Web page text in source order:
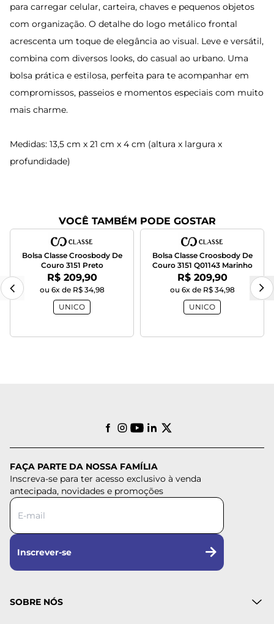
para carregar celular, carteira, chaves e pequenos objetos
com organização. O detalhe do logo metálico frontal
acrescenta um toque de elegância ao visual. Leve e versátil,
combina com diversos looks, do casual ao urbano. Uma
bolsa prática e estilosa, perfeita para te acompanhar em
compromissos, passeios e momentos especiais com muito
mais charme.
Medidas: 13,5 cm x 21 cm x 4 cm (altura x largura x
profundidade)
VOCÊ TAMBÉM PODE GOSTAR
Bolsa Classe Croosbody De
Couro 3151 Preto
Por:
R$ 209,90
ou 6x de R$ 34,98
UNICO
Bolsa Classe Croosbody De
Couro 3151 Q01143 Marinho
Por:
R$ 209,90
ou 6x de R$ 34,98
UNICO
FAÇA PARTE DA NOSSA FAMÍLIA
Inscreva-se para ter acesso exclusivo à venda
antecipada, novidades e promoções
Inscrever-se
SOBRE NÓS